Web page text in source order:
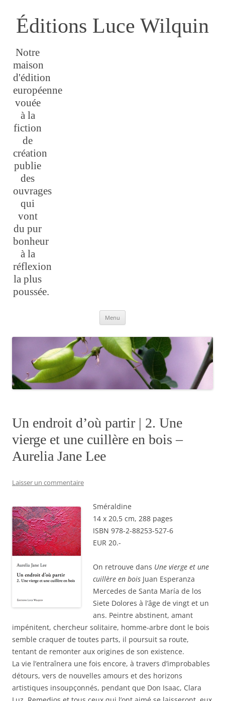
Éditions Luce Wilquin
Notre
maison
d'édition
européenne
vouée
à la
fiction
de
création
publie
des
ouvrages
qui
vont
du pur
bonheur
à la
réflexion
la plus
poussée.
Menu
Un endroit d’où partir | 2. Une
vierge et une cuillère en bois –
Aurelia Jane Lee
Laisser un commentaire
Sméraldine
14 x 20,5 cm, 288 pages
ISBN 978-2-88253-527-6
EUR 20.-
On retrouve dans Une vierge et une
cuillère en bois Juan Esperanza
Mercedes de Santa María de los
Siete Dolores à l’âge de vingt et un
ans. Peintre abstinent, amant
impénitent, chercheur solitaire, homme-arbre dont le bois
semble craquer de toutes parts, il poursuit sa route,
tentant de remonter aux origines de son existence.
La vie l’entraînera une fois encore, à travers d’improbables
détours, vers de nouvelles amours et des horizons
artistiques insoupçonnés, pendant que Don Isaac, Clara